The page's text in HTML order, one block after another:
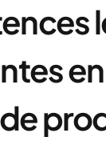
en